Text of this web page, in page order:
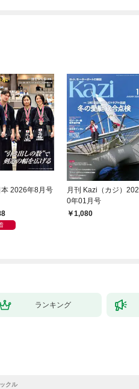
2026年8月号
月刊 Kazi（カジ）202
0年01月号
1,080
ランキング
クル